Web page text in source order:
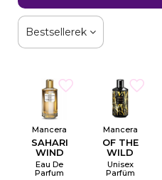
Bestsellerek
Mancera
SAHARIAN
WIND
Eau De
Parfum
Mancera
OF THE
WILD
Unisex
Parfüm